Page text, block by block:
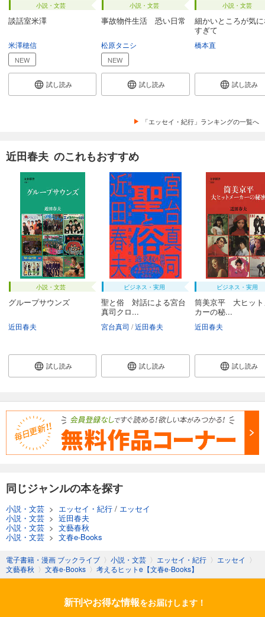
小説・文芸
談話室米澤
米澤穂信
NEW
試し読み
小説・文芸
事故物件生活 恐い日常
松原タニシ
NEW
試し読み
小説・文芸
細かいところが気
すぎて
橋本直
試し読み
「エッセイ・紀行」ランキングの一覧へ
近田春夫 のこれもおすすめ
小説・文芸
グループサウンズ
近田春夫
試し読み
ビジネス・実用
聖と俗 対話による宮台
真司クロ...
宮台真司 近田春夫
試し読み
ビジネス・実用
筒美京平 大ヒット
カーの秘...
近田春夫
試し読み
同じジャンルの本を探す
小説・文芸 > エッセイ・紀行 / エッセイ
小説・文芸 > 近田春夫
小説・文芸 > 文藝春秋
小説・文芸 > 文春e-Books
電子書籍・漫画 ブックライブ 〉 小説・文芸 〉 エッセイ・紀行 〉 エッセイ 〉
文藝春秋 〉 文春e-Books 〉 考えるヒットe【文春e-Books】
新刊やお得な情報をお届けします！